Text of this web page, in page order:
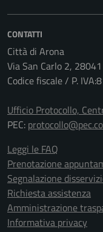
CONTATTI
Città di Arona
Via San Carlo 2,
Codice fiscale / P.
Ufficio Protocollo,
PEC:
Leggi le FAQ
Prenotazione
Segnalazione
Richiesta assistenza
Amministrazione
Informativa privacy